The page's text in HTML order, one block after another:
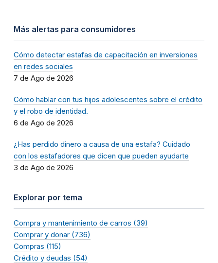
Más alertas para consumidores
Cómo detectar estafas de capacitación en inversiones
en redes sociales
7 de Ago de 2026
Cómo hablar con tus hijos adolescentes sobre el crédito
y el robo de identidad.
6 de Ago de 2026
¿Has perdido dinero a causa de una estafa? Cuidado
con los estafadores que dicen que pueden ayudarte
3 de Ago de 2026
Explorar por tema
Compra y mantenimiento de carros (39)
Comprar y donar (736)
Compras (115)
Crédito y deudas (54)